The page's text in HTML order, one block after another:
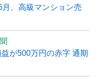
、高級マンション売
が500万円の赤字 通期